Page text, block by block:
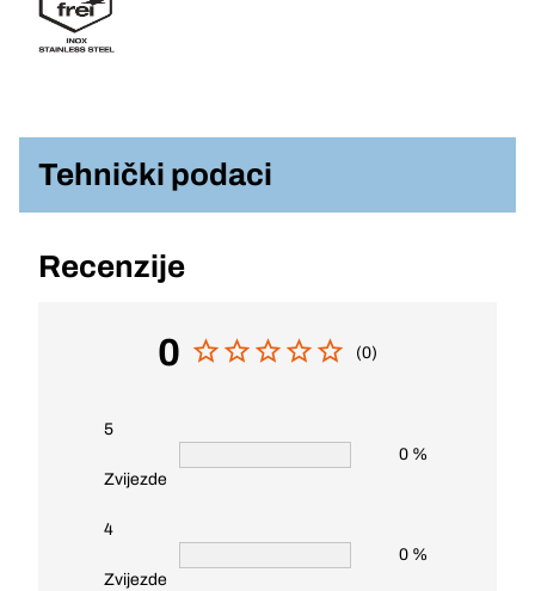
Tehnički podaci
Recenzije
0 (0)
5
Zvijezde
0 %
4
Zvijezde
0 %